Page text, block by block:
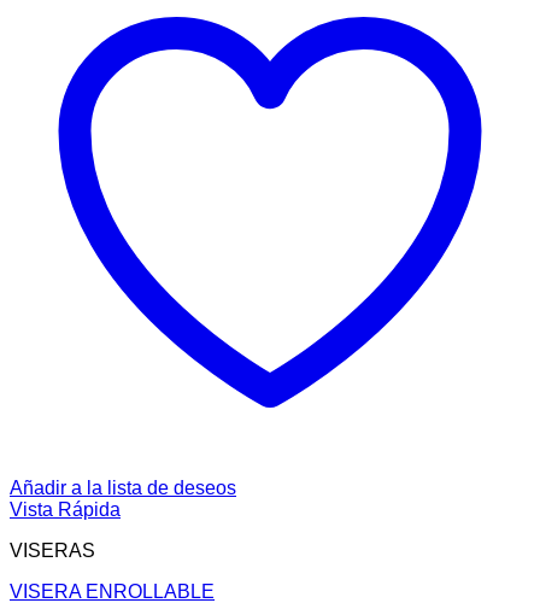
Añadir a la lista de deseos
Vista Rápida
VISERAS
VISERA ENROLLABLE